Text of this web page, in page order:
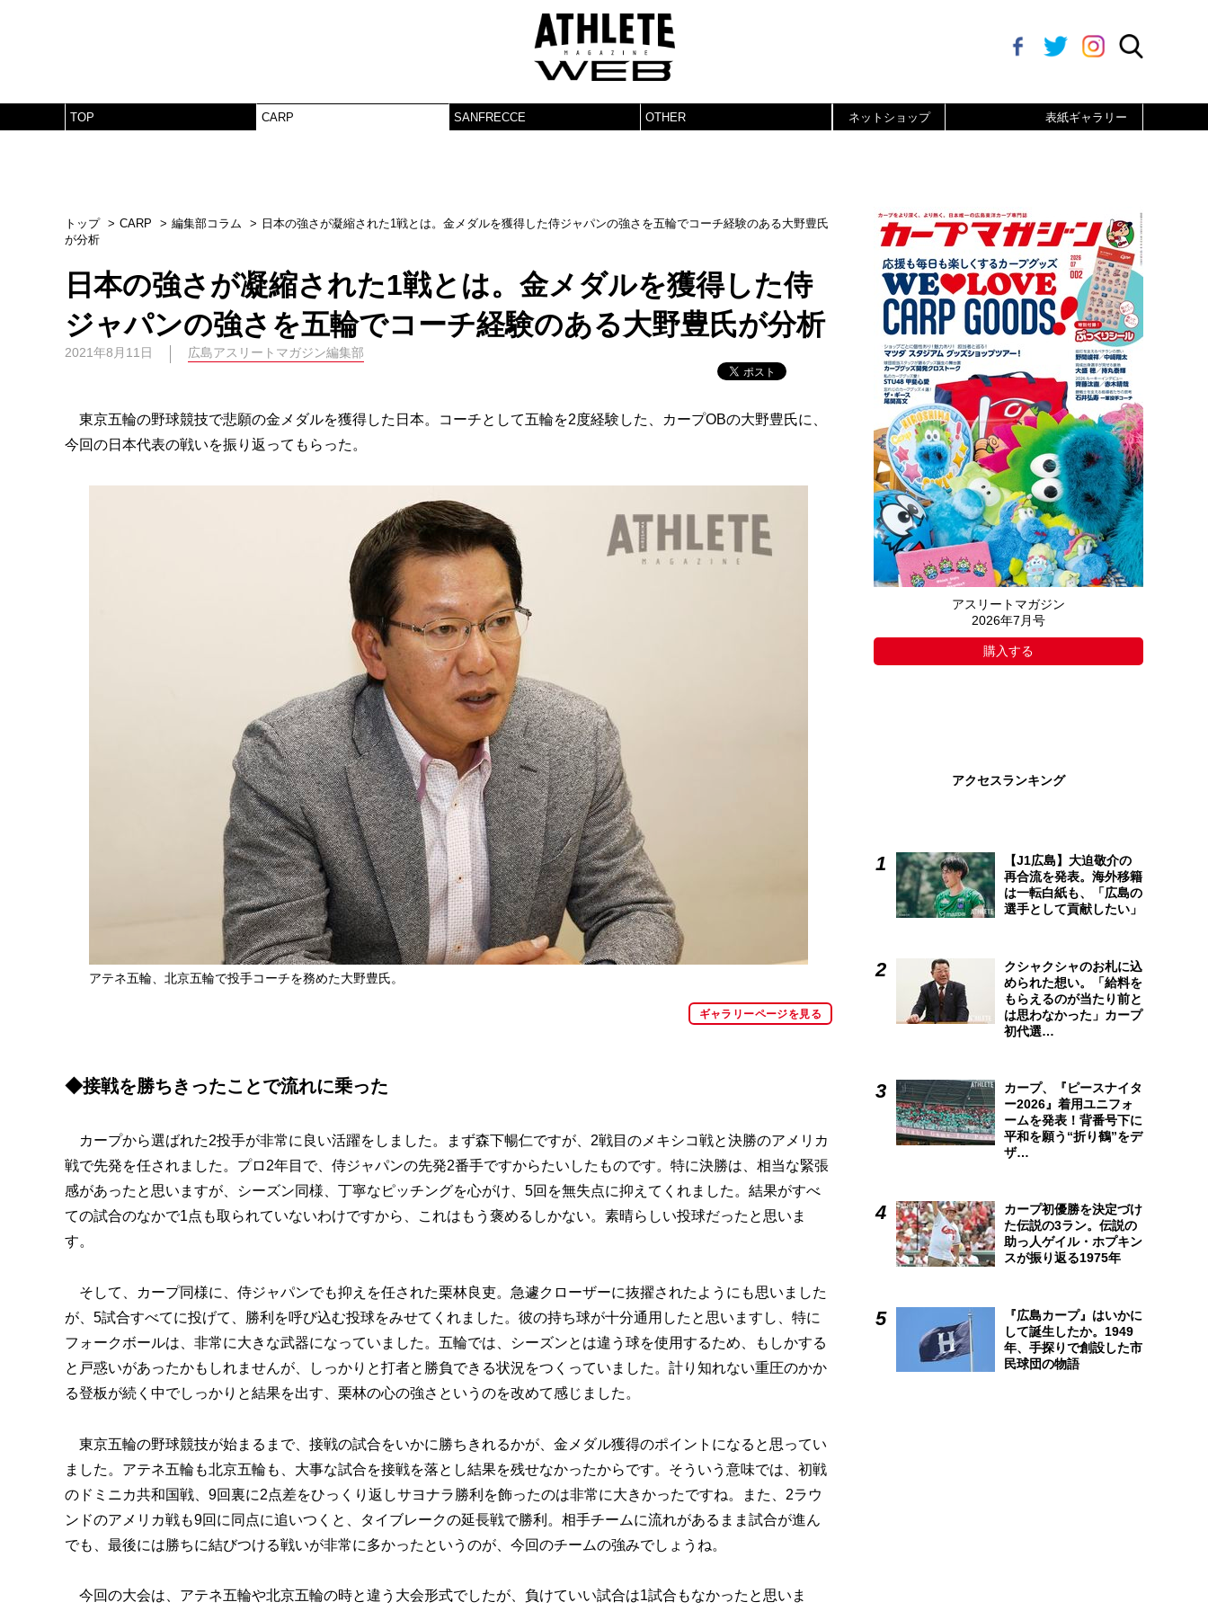
TOP CARP SANFRECCE OTHER ネットショップ 表紙ギャラリー
トップ CARP 編集部コラム
日本の強さが凝縮された1戦とは。金メダルを獲得した侍ジャパンの強さを五輪でコーチ経験のある大野豊氏
が分析
日本の強さが凝縮された1戦とは。金メダルを獲得した侍
ジャパンの強さを五輪でコーチ経験のある大野豊氏が分析
2021年8月11日 広島アスリートマガジン編集部
東京五輪の野球競技で悲願の金メダルを獲得した日本。コーチとして五輪を2度経験した、カープOBの大野豊氏に、
今回の日本代表の戦いを振り返ってもらった。
アテネ五輪、北京五輪で投手コーチを務めた大野豊氏。
ギャラリーページを見る
◆接戦を勝ちきったことで流れに乗った
カープから選ばれた2投手が非常に良い活躍をしました。まず森下暢仁ですが、2戦目のメキシコ戦と決勝のアメリカ
戦で先発を任されました。プロ2年目で、侍ジャパンの先発2番手ですからたいしたものです。特に決勝は、相当な緊張
感があったと思いますが、シーズン同様、丁寧なピッチングを心がけ、5回を無失点に抑えてくれました。結果がすべ
ての試合のなかで1点も取られていないわけですから、これはもう褒めるしかない。素晴らしい投球だったと思いま
す。
そして、カープ同様に、侍ジャパンでも抑えを任された栗林良吏。急遽クローザーに抜擢されたようにも思いました
が、5試合すべてに投げて、勝利を呼び込む投球をみせてくれました。彼の持ち球が十分通用したと思いますし、特に
フォークボールは、非常に大きな武器になっていました。五輪では、シーズンとは違う球を使用するため、もしかする
と戸惑いがあったかもしれませんが、しっかりと打者と勝負できる状況をつくっていました。計り知れない重圧のかか
る登板が続く中でしっかりと結果を出す、栗林の心の強さというのを改めて感じました。
東京五輪の野球競技が始まるまで、接戦の試合をいかに勝ちきれるかが、金メダル獲得のポイントになると思ってい
ました。アテネ五輪も北京五輪も、大事な試合を接戦を落とし結果を残せなかったからです。そういう意味では、初戦
のドミニカ共和国戦、9回裏に2点差をひっくり返しサヨナラ勝利を飾ったのは非常に大きかったですね。また、2ラウ
ンドのアメリカ戦も9回に同点に追いつくと、タイブレークの延長戦で勝利。相手チームに流れがあるまま試合が進ん
でも、最後には勝ちに結びつける戦いが非常に多かったというのが、今回のチームの強みでしょうね。
今回の大会は、アテネ五輪や北京五輪の時と違う大会形式でしたが、負けていい試合は1試合もなかったと思いま
アスリートマガジン
2026年7月号
購入する
アクセスランキング
【J1広島】大迫敬介の
再合流を発表。海外移籍
は一転白紙も、「広島の
選手として貢献したい」
クシャクシャのお札に込
められた想い。「給料を
もらえるのが当たり前と
は思わなかった」カープ
初代選…
カープ、『ピースナイタ
ー2026』着用ユニフォ
ームを発表！背番号下に
平和を願う“折り鶴”をデ
ザ…
カープ初優勝を決定づけ
た伝説の3ラン。伝説の
助っ人ゲイル・ホプキン
スが振り返る1975年
『広島カープ』はいかに
して誕生したか。1949
年、手探りで創設した市
民球団の物語